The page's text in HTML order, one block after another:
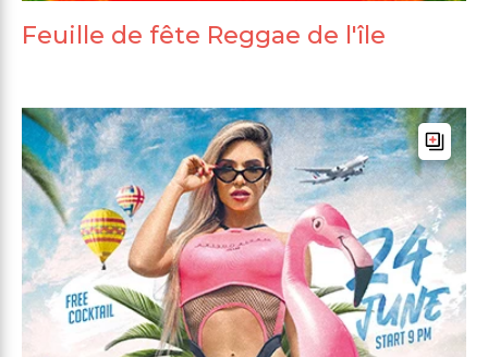
Feuille de fête Reggae de l'île